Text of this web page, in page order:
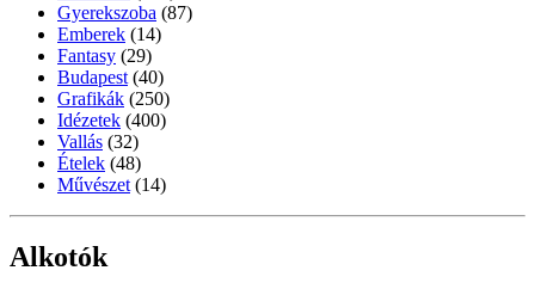
Gyerekszoba (87)
Emberek (14)
Fantasy (29)
Budapest (40)
Grafikák (250)
Idézetek (400)
Vallás (32)
Ételek (48)
Művészet (14)
Alkotók